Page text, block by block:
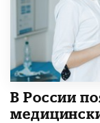
В России